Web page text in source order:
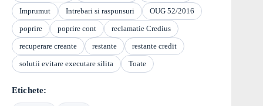
Imprumut
Intrebari si raspunsuri
OUG 52/2016
poprire
poprire cont
reclamatie Credius
recuperare creante
restante
restante credit
solutii evitare executare silita
Toate
Etichete: